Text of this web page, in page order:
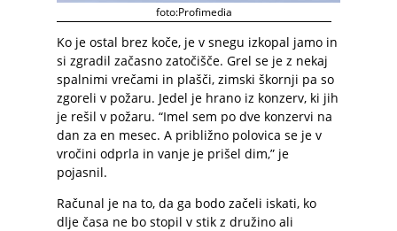
foto:Profimedia
Ko je ostal brez koče, je v snegu izkopal jamo in
si zgradil začasno zatočišče. Grel se je z nekaj
spalnimi vrečami in plašči, zimski škornji pa so
zgoreli v požaru. Jedel je hrano iz konzerv, ki jih
je rešil v požaru. “Imel sem po dve konzervi na
dan za en mesec. A približno polovica se je v
vročini odprla in vanje je prišel dim,” je
pojasnil.
Računal je na to, da ga bodo začeli iskati, ko
dlje časa ne bo stopil v stik z družino ali